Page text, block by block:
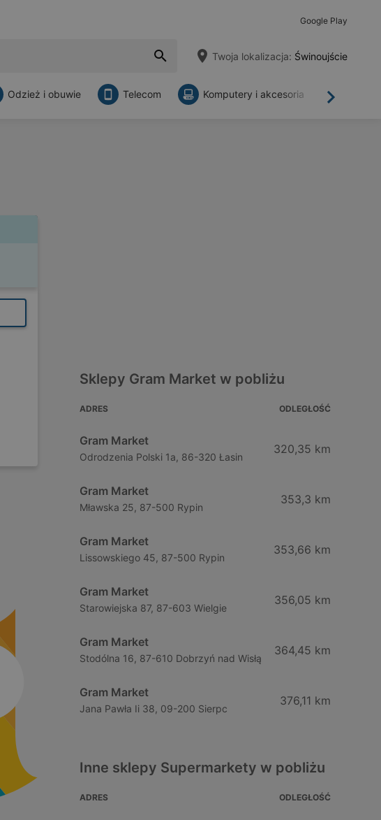
Google Play
Twoja lokalizacja: Świnoujście
Dalej
Odzież i obuwie Telecom Komputery i akcesoria
Sklepy Gram Market w pobliżu
ADRES ODLEGŁOŚĆ
Gram Market
Odrodzenia Polski 1a, 86-320 Łasin
320,35 km
Gram Market
Mławska 25, 87-500 Rypin
353,3 km
Gram Market
Lissowskiego 45, 87-500 Rypin
353,66 km
Gram Market
Starowiejska 87, 87-603 Wielgie
356,05 km
Gram Market
Stodólna 16, 87-610 Dobrzyń nad Wisłą
364,45 km
Gram Market
Jana Pawła Ii 38, 09-200 Sierpc
376,11 km
Inne sklepy Supermarkety w pobliżu
ADRES ODLEGŁOŚĆ